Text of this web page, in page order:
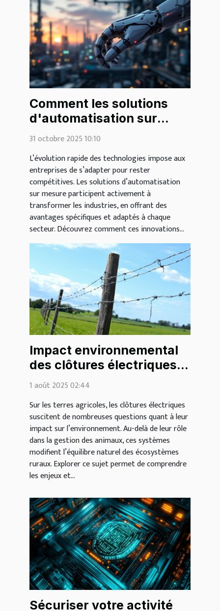
Comment les solutions
d'automatisation sur
mesure transforment-
31 octobre 2025 10:10
L’évolution rapide des technologies impose aux
entreprises de s’adapter pour rester
compétitives. Les solutions d’automatisation
sur mesure participent activement à
transformer les industries, en offrant des
avantages spécifiques et adaptés à chaque
secteur. Découvrez comment ces innovations...
Impact environnemental
des clôtures électriques
sur les terres agricoles
1 août 2025 02:44
Sur les terres agricoles, les clôtures électriques
suscitent de nombreuses questions quant à leur
impact sur l’environnement. Au-delà de leur rôle
dans la gestion des animaux, ces systèmes
modifient l’équilibre naturel des écosystèmes
ruraux. Explorer ce sujet permet de comprendre
les enjeux et...
Sécuriser votre activité